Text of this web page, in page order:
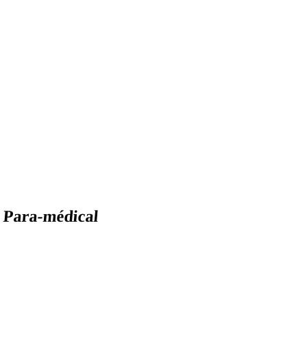
Para-médical